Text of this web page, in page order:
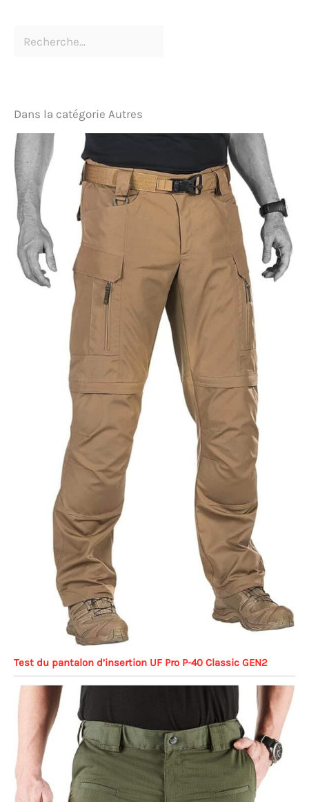
Dans la catégorie Autres
Test du pantalon d’insertion UF Pro P-40 Classic GEN2